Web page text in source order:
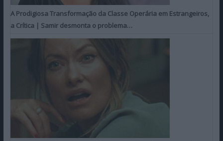
A Prodigiosa Transformação da Classe Operária em Estrangeiros,
a Crítica | Samir desmonta o problema…